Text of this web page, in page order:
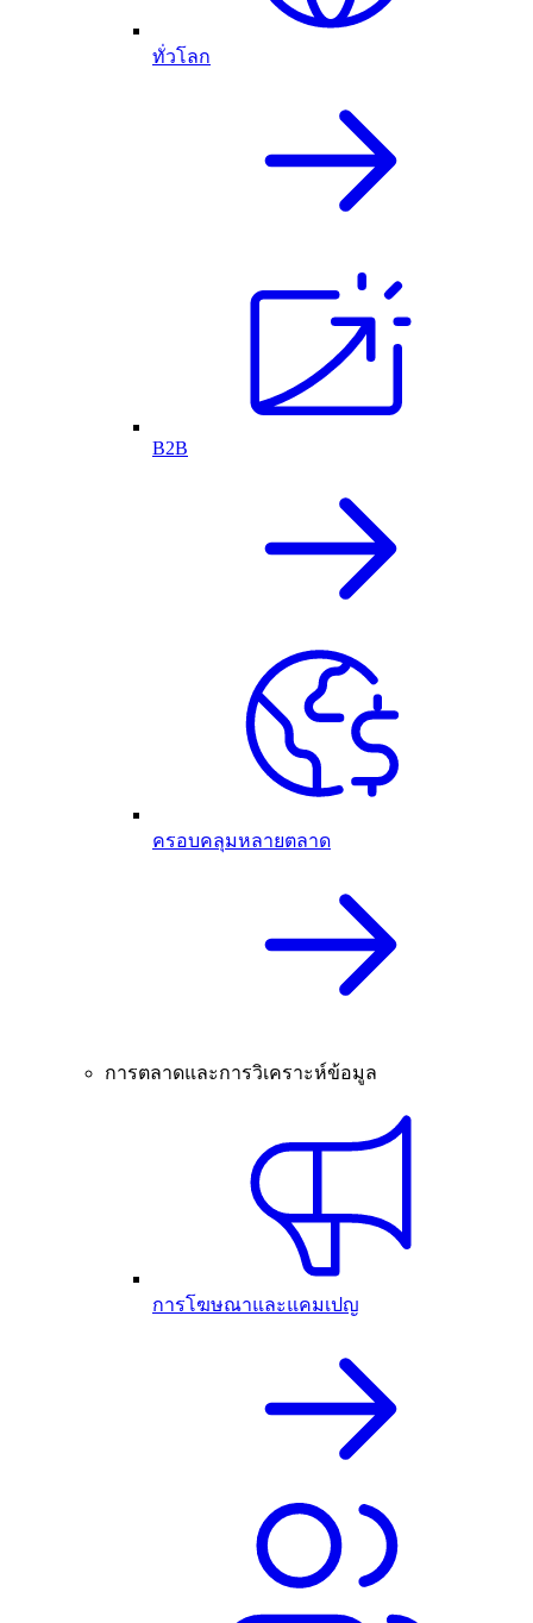
ทั่วโลก
B2B
ครอบคลุมหลายตลาด
การตลาดและการวิเคราะห์ข้อมูล
การโฆษณาและแคมเปญ